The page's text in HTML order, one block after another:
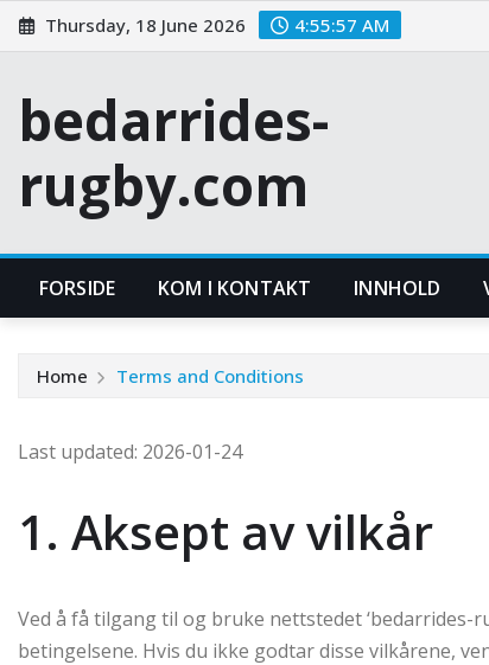
Skip
to
Thursday, 18 June 2026 4:55:58 AM
bedarrides-
rugby.com
FORSIDE KOM I KONTAKT INNHOLD
Home Terms and Conditions
Last updated: 2026-01-24
1. Aksept av vilkår
Ved å få tilgang til og bruke nettstedet ‘bedarrides-
betingelsene. Hvis du ikke godtar disse vilkårene,